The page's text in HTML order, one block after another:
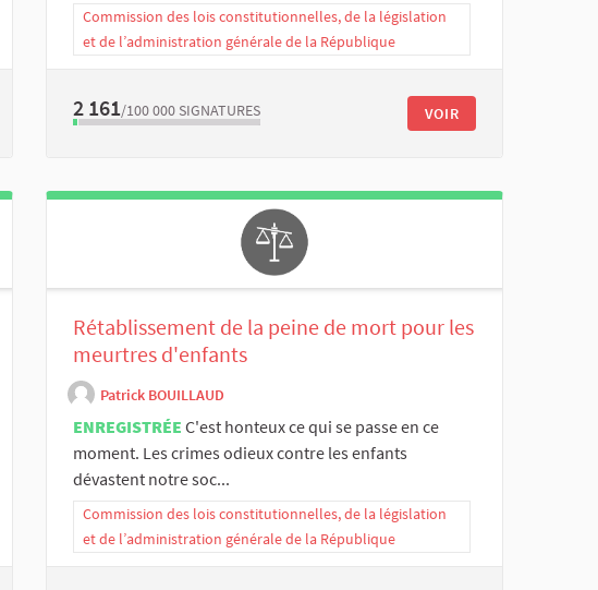
Commission des lois constitutionnelles, de la législation
et de l’administration générale de la République
2 161/100 000 SIGNATURES VOIR
Rétablissement de la peine de mort pour les
meurtres d'enfants
Patrick BOUILLAUD
ENREGISTRÉE C'est honteux ce qui se passe en ce
moment. Les crimes odieux contre les enfants
dévastent notre soc...
Commission des lois constitutionnelles, de la législation
et de l’administration générale de la République